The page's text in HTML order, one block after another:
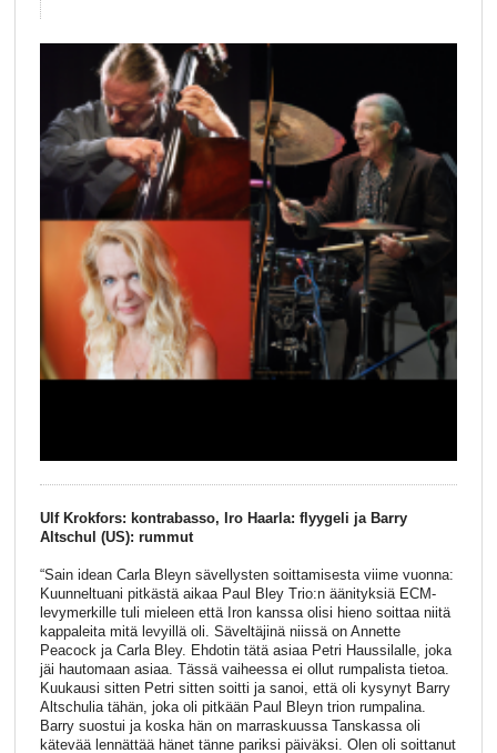
Ulf Krokfors: kontrabasso, Iro Haarla: flyygeli ja Barry
Altschul (US): rummut
“Sain idean Carla Bleyn sävellysten soittamisesta viime vuonna:
Kuunneltuani pitkästä aikaa Paul Bley Trio:n äänityksiä ECM-
levymerkille tuli mieleen että Iron kanssa olisi hieno soittaa niitä
kappaleita mitä levyillä oli. Säveltäjinä niissä on Annette
Peacock ja Carla Bley. Ehdotin tätä asiaa Petri Haussilalle, joka
jäi hautomaan asiaa. Tässä vaiheessa ei ollut rumpalista tietoa.
Kuukausi sitten Petri sitten soitti ja sanoi, että oli kysynyt Barry
Altschulia tähän, joka oli pitkään Paul Bleyn trion rumpalina.
Barry suostui ja koska hän on marraskuussa Tanskassa oli
kätevää lennättää hänet tänne pariksi päiväksi. Olen oli soittanut